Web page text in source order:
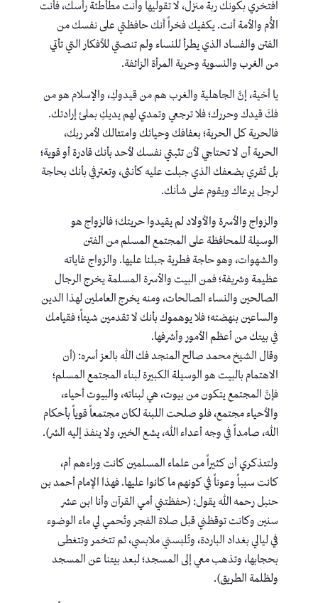
افتخري بكونك ربة منزل، لا تقوليها وأنت مطأطئة رأسك، فأنت
الأُم والأمة أنت. يكفيك فخراً أنك حافظتي على نفسك من
الفتن والفساد الذي يطرأ للنساء ولم تنصتي للأفكار التي تأتي
من الغرب والنسوية وحرية المرأة الزائفة.
يا أخية، إنَّ الجاهلية والغرب هم من قيدوكِ، والإسلام هو من
فكَ قيدك وحررك؛ فلا ترجعي وتمدي لهم يديكِ بملئ إرادتك.
فالحرية كل الحرية؛ بعفافك وحيائك وامتثالك لأمر ربك،
الحرية أن لا تحتاجي لأن تثبتي نفسك لأحد بأنك قادرة أو قوية؛
بل تُقري بضعفك الذي جبلت عليه كأنثى، وتعترفي بأنك بحاجة
لرجل يرعاك ويقوم على شأنك.
والزواج والأسرة والأولاد لم يقيدوا حريتك؛ فالزواج هو
الوسيلة للمحافظة على المجتمع المسلم من الفتن
والشهوات، وهو حاجة فطرية جبلنا عليها. والزواج غاياته
عظيمة وشريفة؛ فمن البيت والأسرة المسلمة يخرج الرجال
الصالحين والنساء الصالحات، ومنه يخرج العاملين لهذا الدين
والساعين بنهضته؛ فلا يوهموك بأنك لا تقدمين شيئاً؛ فقيامك
في بيتك من أعظم الأمور وأشرفها.
وقال الشيخ محمد صالح المنجد فك الله بالعز أسره: (أن
الاهتمام بالبيت هو الوسيلة الكبيرة لبناء المجتمع المسلم؛
فإنَّ المجتمع يتكون من بيوت، هي لبناته، والبيوت أحياء،
والأحياء مجتمع، فلو صلحت اللبنة لكان مجتمعاً قوياً بأحكام
الله، صامداً في وجه أعداء الله، يشع الخير، ولا ينفذ إليه الشر).
ولتتذكري أن كثيراً من علماء المسلمين كانت وراءهم أم،
كانت سبباً وعوناً في كونهم ما كانوا عليها. فهذا الإمام أحمد بن
حنبل رحمه الله يقول: (حفظتني أمي القرآن وأنا ابن عشر
سنين وكانت توقظني قبل صلاة الفجر وتُحمي لي ماء الوضوء
في ليالي بغداد الباردة، وتُلبسني ملابسي، ثم تتخمر وتتغطى
بحجابها، وتذهب معي إلى المسجد؛ لبعد بيتنا عن المسجد
ولظلمة الطريق).